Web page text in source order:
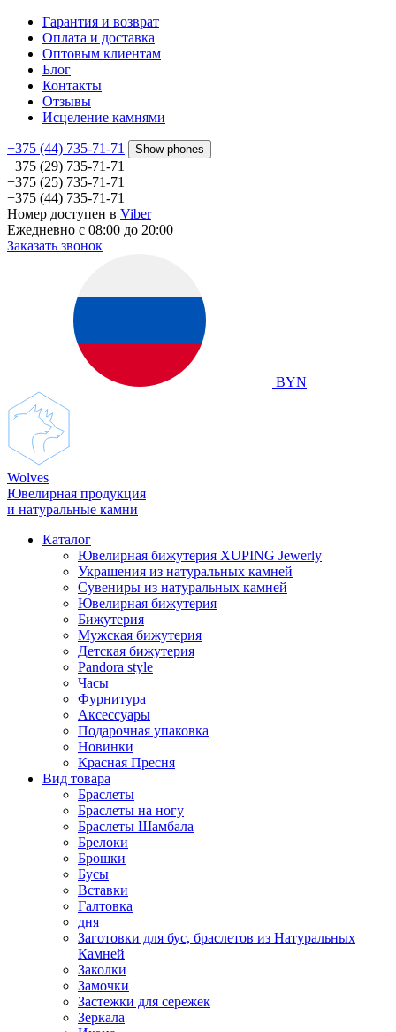
Гарантия и возврат
Оплата и доставка
Оптовым клиентам
Блог
Контакты
Отзывы
Исцеление камнями
+375 (44) 735-71-71 Show phones
+375 (29) 735-71-71
+375 (25) 735-71-71
+375 (44) 735-71-71
Номер доступен в Viber
Ежедневно с 08:00 до 20:00
Заказать звонок
BYN
Wolves
Ювелирная продукция
и натуральные камни
Каталог
Ювелирная бижутерия XUPING Jewerly
Украшения из натуральных камней
Сувениры из натуральных камней
Ювелирная бижутерия
Бижутерия
Мужская бижутерия
Детская бижутерия
Pandora style
Часы
Фурнитура
Аксеcсуары
Подарочная упаковка
Новинки
Красная Пресня
Вид товара
Браслеты
Браслеты на ногу
Браслеты Шамбала
Брелоки
Брошки
Бусы
Вставки
Галтовка
дня
Заготовки для бус, браслетов из Натуральных
Камней
Заколки
Замочки
Застежки для сережек
Зеркала